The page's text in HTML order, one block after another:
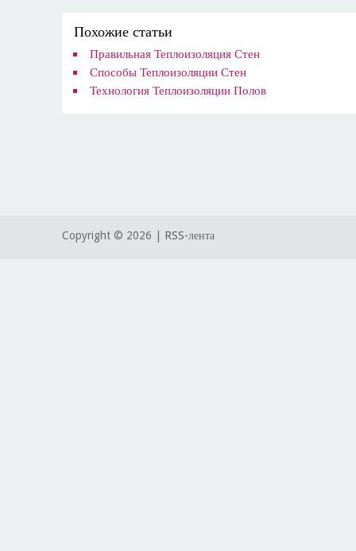
Похожие статьи
Правильная Теплоизоляция Стен
Способы Теплоизоляции Стен
Технология Теплоизоляции Полов
Copyright © 2026 | RSS-лента